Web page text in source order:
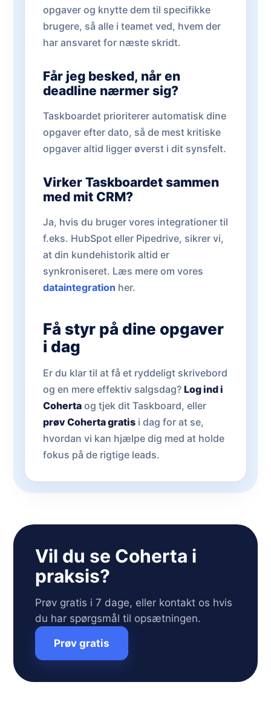
opgaver og knytte dem til specifikke
brugere, så alle i teamet ved, hvem der
har ansvaret for næste skridt.
Får jeg besked, når en
deadline nærmer sig?
Taskboardet prioriterer automatisk dine
opgaver efter dato, så de mest kritiske
opgaver altid ligger øverst i dit synsfelt.
Virker Taskboardet sammen
med mit CRM?
Ja, hvis du bruger vores integrationer til
f.eks. HubSpot eller Pipedrive, sikrer vi,
at din kundehistorik altid er
synkroniseret. Læs mere om vores
dataintegration her.
Få styr på dine opgaver
i dag
Er du klar til at få et ryddeligt skrivebord
og en mere effektiv salgsdag? Log ind i
Coherta og tjek dit Taskboard, eller
prøv Coherta gratis i dag for at se,
hvordan vi kan hjælpe dig med at holde
fokus på de rigtige leads.
Vil du se Coherta i
praksis?
Prøv gratis i 7 dage, eller kontakt os hvis
du har spørgsmål til opsætningen.
Prøv gratis